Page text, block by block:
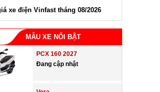
xe điện Vinfast tháng 08/2026
MẪU XE NỔI BẬT
PCX 160 2027
Đang cập nhật